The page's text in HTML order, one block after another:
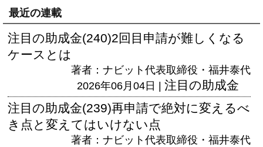
最近の連載
注目の助成金(240)2回目申請が難しくなる
ケースとは
著者：ナビット代表取締役・福井泰代
2026年06月04日 | 注目の助成金
注目の助成金(239)再申請で絶対に変えるべ
き点と変えてはいけない点
著者：ナビット代表取締役・福井泰代